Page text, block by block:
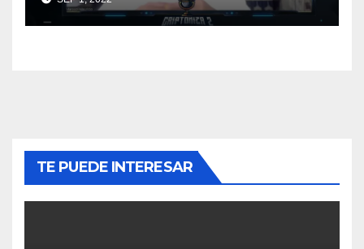
TE PUEDE INTERESAR